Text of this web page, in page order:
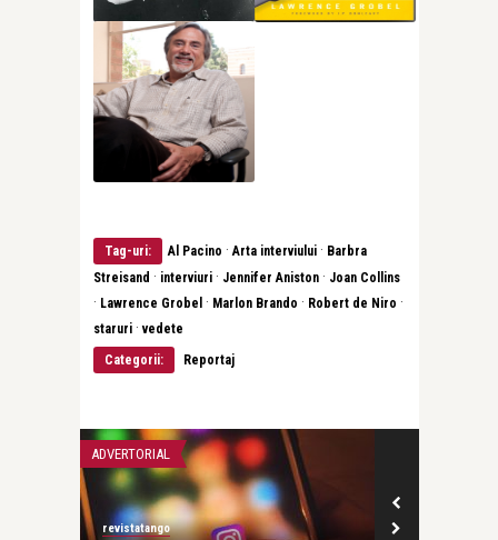
Tag-uri: Al Pacino · Arta interviului · Barbra
Streisand · interviuri · Jennifer Aniston · Joan Collins
· Lawrence Grobel · Marlon Brando · Robert de Niro ·
staruri ·vedete
Categorii:
Reportaj
ADVERTORIAL
revistatango